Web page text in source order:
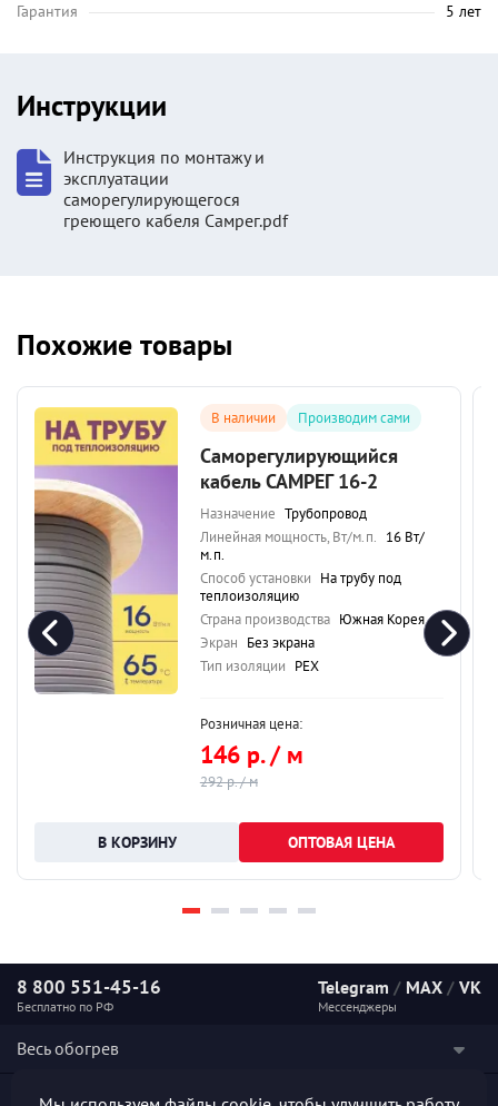
Гарантия
5 лет
Инструкции
Инструкция по монтажу и
эксплуатации
саморегулирующегося
греющего кабеля Самрег.pdf
Похожие товары
В наличии Производим сами
Саморегулирующийся
кабель САМРЕГ 16-2
Назначение Трубопровод
Линейная мощность, Вт/м.п. 16 Вт/
м.п.
Способ установки На трубу под
теплоизоляцию
Страна производства Южная Корея
Экран Без экрана
Тип изоляции PEX
Розничная цена:
146 р. / м
292 р. / м
ОПТОВАЯ ЦЕНА
8 800 551-45-16
Бесплатно по РФ
Telegram / MAX / VK
Мессенджеры
Весь обогрев
Наши услуги